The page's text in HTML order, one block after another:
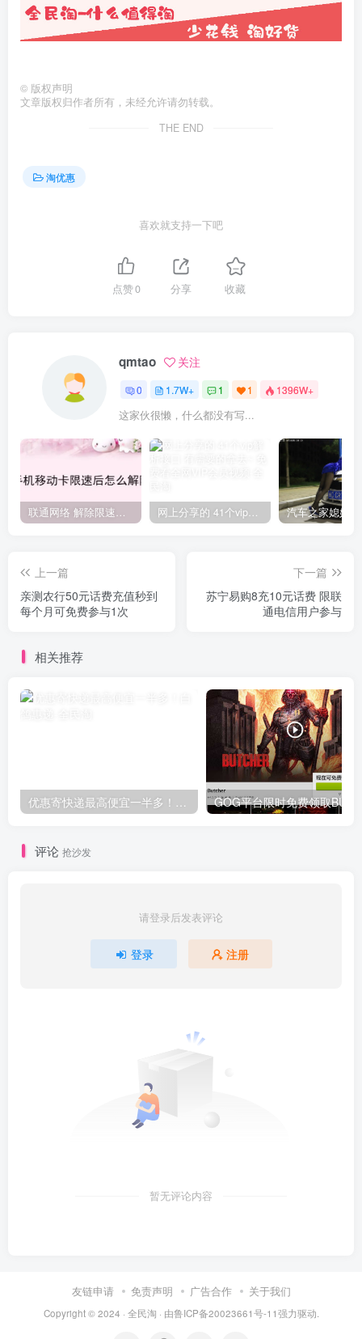
© 版权声明
文章版权归作者所有，未经允许请勿转载。
THE END
淘优惠
喜欢就支持一下吧
点赞0 分享 收藏
qmtao 关注
0 1.7W+ 1 1 1396W+
这家伙很懒，什么都没有写...
联通网络 解除限速方法参考！畅享、畅玩、老白干等及其它地区自测了 网上分享的 41个vip解析接口 有需要的拿去~ 免费看全网VIP会员视频
上一篇
亲测农行50元话费充值秒到
每个月可免费参与1次
下一篇
苏宁易购8充10元话费 限联
通电信用户参与
相关推荐
评论 抢沙发
请登录后发表评论
登录 注册
暂无评论内容
友链申请 免责声明 广告合作 关于我们
Copyright © 2024 · 全民淘 · 由鲁ICP备20023661号-11强力驱动.